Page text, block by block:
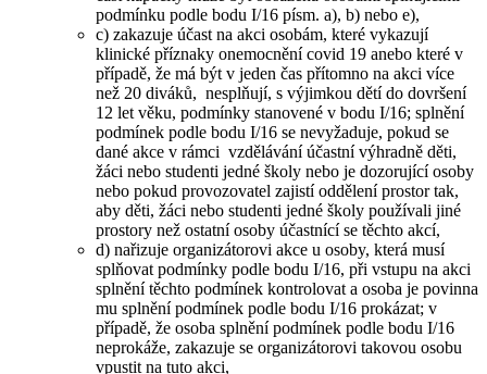
podmínku podle bodu I/16 písm. a), b) nebo e),
c) zakazuje účast na akci osobám, které vykazují
klinické příznaky onemocnění covid 19 anebo které v
případě, že má být v jeden čas přítomno na akci více
než 20 diváků, nesplňují, s výjimkou dětí do dovršení
12 let věku, podmínky stanovené v bodu I/16; splnění
podmínek podle bodu I/16 se nevyžaduje, pokud se
dané akce v rámci vzdělávání účastní výhradně děti,
žáci nebo studenti jedné školy nebo je dozorující osoby
nebo pokud provozovatel zajistí oddělení prostor tak,
aby děti, žáci nebo studenti jedné školy používali jiné
prostory než ostatní osoby účastnící se těchto akcí,
d) nařizuje organizátorovi akce u osoby, která musí
splňovat podmínky podle bodu I/16, při vstupu na akci
splnění těchto podmínek kontrolovat a osoba je povinna
mu splnění podmínek podle bodu I/16 prokázat; v
případě, že osoba splnění podmínek podle bodu I/16
neprokáže, zakazuje se organizátorovi takovou osobu
vpustit na tuto akci,